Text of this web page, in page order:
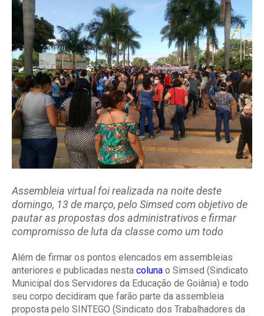
Assembleia virtual foi realizada na noite deste
domingo, 13 de março, pelo Simsed com objetivo de
pautar as propostas dos administrativos e firmar
compromisso de luta da classe como um todo
Além de firmar os pontos elencados em assembleias
anteriores e publicadas nesta coluna o Simsed (Sindicato
Municipal dos Servidores da Educação de Goiânia) e todo
seu corpo decidiram que farão parte da assembleia
proposta pelo SINTEGO (Sindicato dos Trabalhadores da